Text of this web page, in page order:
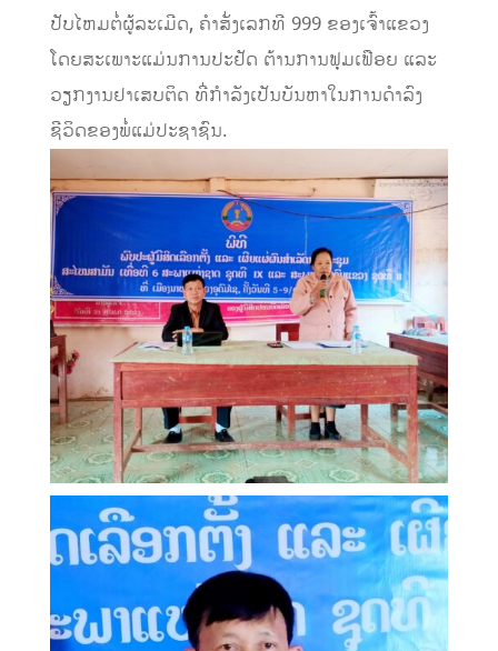
ປັບໄຫມຕໍ່ຜູ້ລະເມີດ,​ ຄຳສັ່ງເລກທີ 999 ຂອງເຈົ້າແຂວງ
ໂດຍສະເພາະແມ່ນການປະຢັດ ຕ້ານການຟຸມເຟືອຍ ແລະ
ວຽກງານຢາເສບຕິດ ທີ່ກຳລັງເປັນບັນຫາໃນການດຳລົງ
ຊີວິດຂອງພໍ່ແມ່ປະຊາຊົນ.​